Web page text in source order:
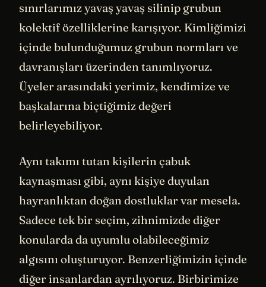
sınırlarımız yavaş yavaş silinip grubun
kolektif özelliklerine karışıyor. Kimliğimizi
içinde bulunduğumuz grubun normları ve
davranışları üzerinden tanımlıyoruz.
Üyeler arasındaki yerimiz, kendimize ve
başkalarına biçtiğimiz değeri
belirleyebiliyor.
Aynı takımı tutan kişilerin çabuk
kaynaşması gibi, aynı kişiye duyulan
hayranlıktan doğan dostluklar var mesela.
Sadece tek bir seçim, zihnimizde diğer
konularda da uyumlu olabileceğimiz
algısını oluşturuyor. Benzerliğimizin içinde
diğer insanlardan ayrılıyoruz. Birbirimize